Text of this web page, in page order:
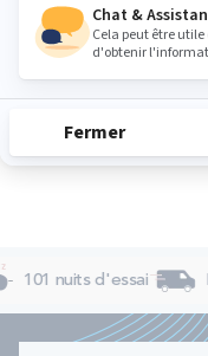
Vendredi
Samedi
101 nuits d'essai